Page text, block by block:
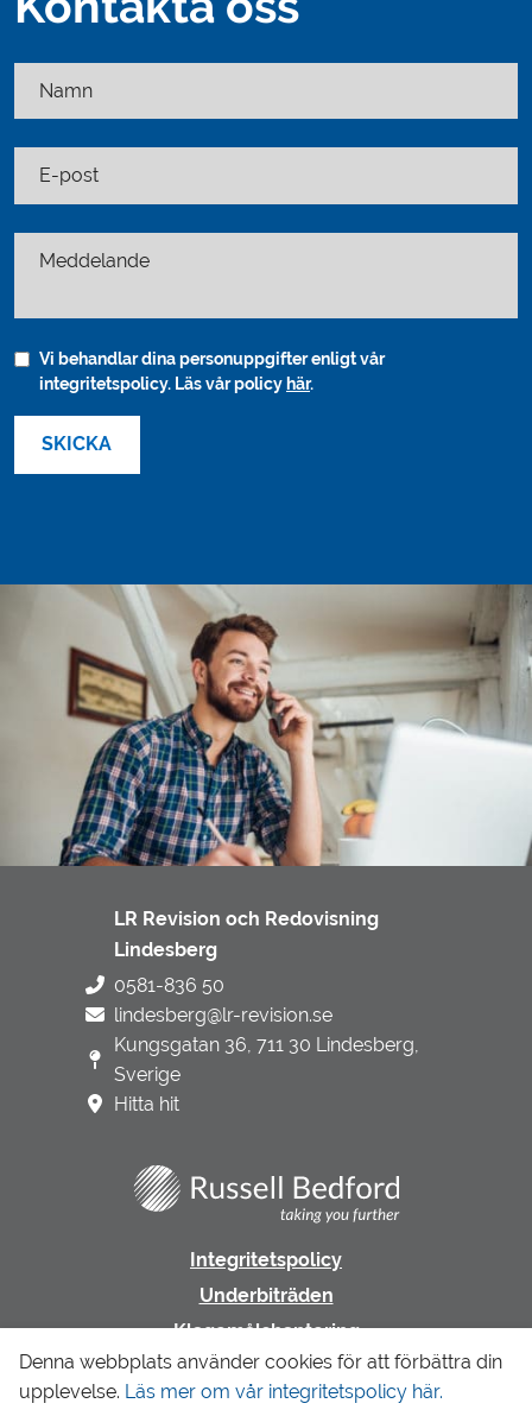
Namn
E-post
Vi behandlar dina personuppgifter enligt vår
integritetspolicy. Läs vår policy här.
LR Revision och Redovisning
Lindesberg
0581-836 50
lindesberg@lr-revision.se
Kungsgatan 36, 711 30 Lindesberg,
Sverige
Hitta hit
Integritetspolicy
Underbiträden
Klagomålshantering
Gå till LR Revision & Redovisning
Denna webbplats använder cookies för att förbättra din
upplevelse.
Läs mer om vår integritetspolicy här.